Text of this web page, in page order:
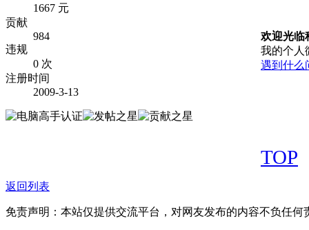
1667 元
贡献
984
违规
0 次
注册时间
2009-3-13
欢迎光临
我的个人
遇到什么
TOP
返回列表
免责声明：本站仅提供交流平台，对网友发布的内容不负任